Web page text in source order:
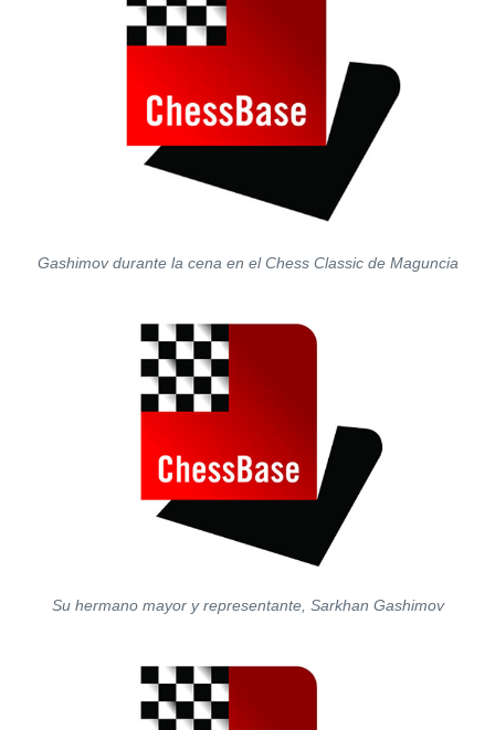
Gashimov durante la cena en el Chess Classic de Maguncia
Su hermano mayor y representante, Sarkhan Gashimov